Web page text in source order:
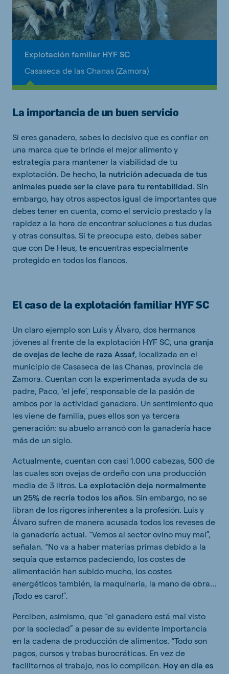
Explotación familiar HYF SC
Casaseca de las Chanas (Zamora)
La importancia de un buen servicio
Si eres ganadero, sabes lo decisivo que es confiar en
una marca que te brinde el mejor alimento y
estrategia para mantener la viabilidad de tu
explotación. De hecho, la nutrición adecuada de tus
animales puede ser la clave para tu rentabilidad. Sin
embargo, hay otros aspectos igual de importantes que
debes tener en cuenta, como el servicio prestado y la
rapidez a la hora de encontrar soluciones a tus dudas
y otras consultas. Si te preocupa esto, debes saber
que con De Heus, te encuentras especialmente
protegido en todos los flancos.
El caso de la explotación familiar HYF SC
Un claro ejemplo son Luis y Álvaro, dos hermanos
jóvenes al frente de la explotación HYF SC, una granja
de ovejas de leche de raza Assaf, localizada en el
municipio de Casaseca de las Chanas, provincia de
Zamora. Cuentan con la experimentada ayuda de su
padre, Paco, ‘el jefe’, responsable de la pasión de
ambos por la actividad ganadera. Un sentimiento que
les viene de familia, pues ellos son ya tercera
generación: su abuelo arrancó con la ganadería hace
más de un siglo.
Actualmente, cuentan con casi 1.000 cabezas, 500 de
las cuales son ovejas de ordeño con una producción
media de 3 litros. La explotación deja normalmente
un 25% de recría todos los años. Sin embargo, no se
libran de los rigores inherentes a la profesión. Luis y
Álvaro sufren de manera acusada todos los reveses de
la ganadería actual. “Vemos al sector ovino muy mal”,
señalan. “No va a haber materias primas debido a la
sequía que estamos padeciendo, los costes de
alimentación han subido mucho, los costes
energéticos también, la maquinaria, la mano de obra…
¡Todo es caro!”.
Perciben, asimismo, que “el ganadero está mal visto
por la sociedad” a pesar de su evidente importancia
en la cadena de producción de alimentos. “Todo son
pagos, cursos y trabas burocráticas. En vez de
facilitarnos el trabajo, nos lo complican. Hoy en día es